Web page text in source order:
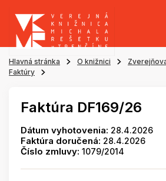
Hlavná stránka O knižnici
Faktúry
Faktúra DF169/26
Dátum vyhotovenia: 28.4.2026
Faktúra doručená: 28.4.2026
Číslo zmluvy: 1079/2014